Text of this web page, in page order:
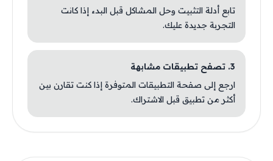
تابع أدلة التثبيت وحل المشاكل قبل البدء إذا كانت
التجربة جديدة عليك.
3. تصفح تطبيقات مشابهة
ارجع إلى صفحة التطبيقات المتوفرة إذا كنت تقارن بين
أكثر من تطبيق قبل الاشتراك.